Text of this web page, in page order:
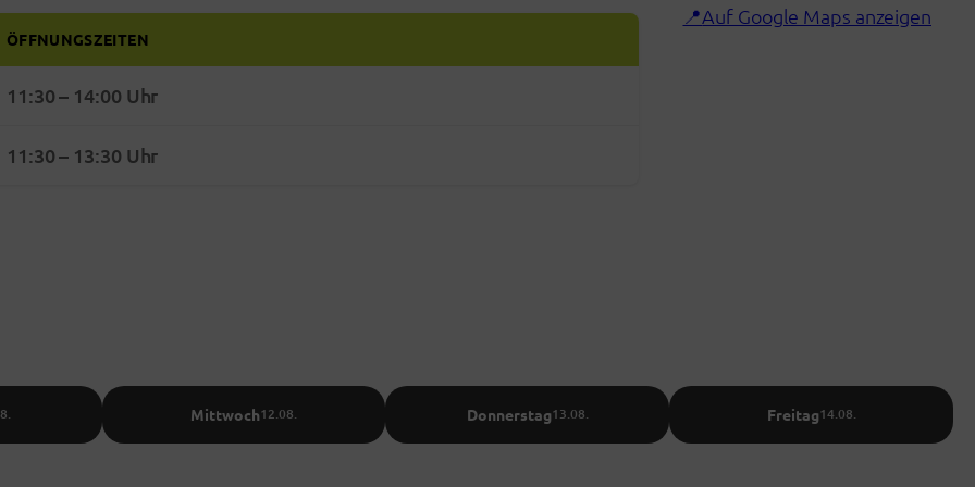
ÖFFNUNGSZEITEN
bis 14:00 Uhr geöffnet
11:30 – 14:00 Uhr
11:30 – 13:30 Uhr
Auf Google Maps anzeigen
Mittwoch12.08. Donnerstag13.08. Freitag14.08.